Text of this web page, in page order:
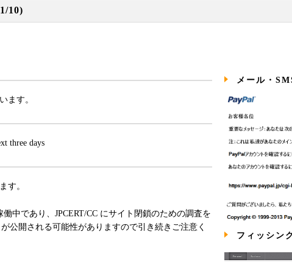
10)
ます。
three days
す。
中であり、JPCERT/CC にサイト閉鎖のための調査を
公開される可能性がありますので引き続きご注意く
メール・
フィッシン